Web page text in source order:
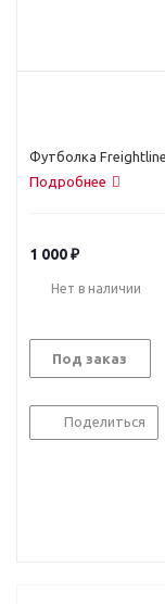
Футболка
Подробнее
1 000₽
Нет в наличии
Под заказ
Поделиться